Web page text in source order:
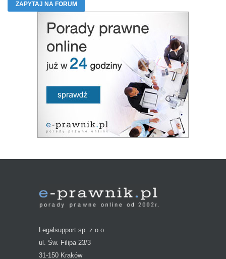
ZAPYTAJ NA FORUM
Legalsupport sp. z o.o.
ul. Św. Filipa 23/3
31-150 Kraków